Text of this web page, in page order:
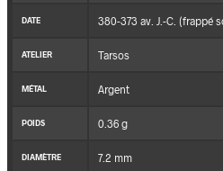
DATE 380-373 av. J.-C. (frappé
ATELIER Tarsos
MÉTAL Argent
POIDS 0.36 g
DIAMÈTRE 7.2 mm